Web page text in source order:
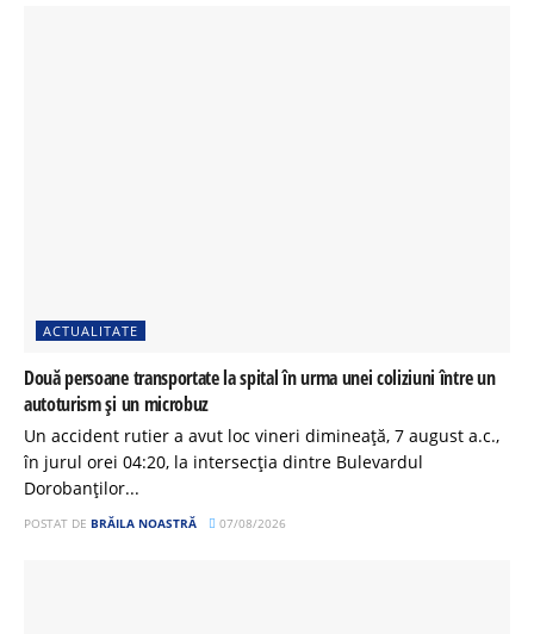
ACTUALITATE
Două persoane transportate la spital în urma unei coliziuni între un
autoturism și un microbuz
Un accident rutier a avut loc vineri dimineață, 7 august a.c.,
în jurul orei 04:20, la intersecția dintre Bulevardul
Dorobanților...
POSTAT DE BRĂILA NOASTRĂ 07/08/2026